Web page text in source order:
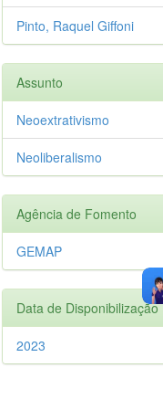
Pinto, Raquel Giffoni
Assunto
Neoextrativismo
Neoliberalismo
Agência de Fomento
GEMAP
Data de Disponibilização
2023